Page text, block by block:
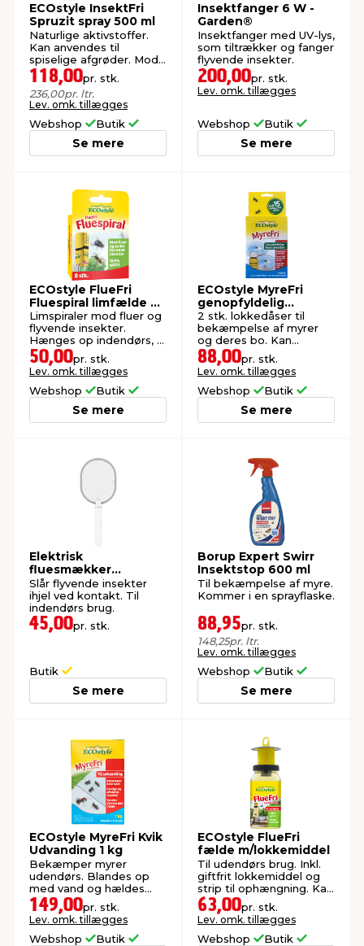
ECOstyle InsektFri
Spruzit spray 500 ml
Naturlige aktivstoffer.
Kan anvendes til
spiselige afgrøder. Mod
krybende og kravlende
insekter.
118,00pr. stk.
236,00pr. ltr.
Lev. omk. tillægges
Webshop Butik
Se mere
Insektfanger 6 W -
Garden®
Insektfanger med UV-lys,
som tiltrækker og fanger
flyvende insekter.
200,00pr. stk.
Lev. omk. tillægges
Webshop Butik
Se mere
ECOstyle FlueFri
Fluespiral limfælde 8
stk.
Limspiraler mod fluer og
flyvende insekter.
Hænges op indendørs, fx
i stue, køkken eller
udestue.
50,00pr. stk.
Lev. omk. tillægges
Webshop Butik
Se mere
ECOstyle MyreFri
genopfyldelig
lokkedåse 2 stk.
2 stk. lokkedåser til
bekæmpelse af myrer
og deres bo. Kan
genopfyldes. Inkl.
lokkemiddel til 15
opfyldninger.
88,00pr. stk.
Lev. omk. tillægges
Webshop Butik
Se mere
Elektrisk
fluesmækker
genopladelig -
Garden®
Slår flyvende insekter
ihjel ved kontakt. Til
indendørs brug.
45,00pr. stk.
Butik
Se mere
Borup Expert Swirr
Insektstop 600 ml
Til bekæmpelse af myre.
Kommer i en sprayflaske.
88,95pr. stk.
148,25pr. ltr.
Lev. omk. tillægges
Webshop Butik
Se mere
ECOstyle MyreFri Kvik
Udvanding 1 kg
Bekæmper myrer
udendørs. Blandes op
med vand og hældes
ned i myreboet.
149,00pr. stk.
Lev. omk. tillægges
Webshop Butik
ECOstyle FlueFri
fælde m/lokkemiddel
Til udendørs brug. Inkl.
giftfrit lokkemiddel og
strip til ophængning. Kan
genopfyldes.
63,00pr. stk.
Lev. omk. tillægges
Webshop Butik